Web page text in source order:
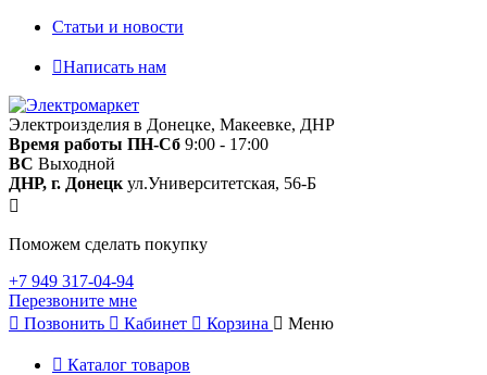
Статьи и новости
Написать нам
Электроизделия в Донецке, Макеевке, ДНР
Время работы ПН-Сб 9:00 - 17:00
ВС Выходной
ДНР, г. Донецк ул.Университетская, 56-Б
Поможем сделать покупку
+7 949 317-04-94
Перезвоните мне
Позвонить
Кабинет Корзина Меню
Каталог товаров